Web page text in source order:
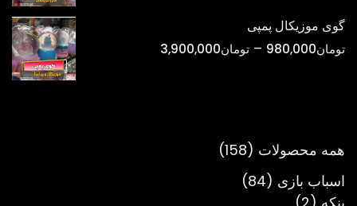
تومان900,000
گوی موزیکال پمپی
تومان980,000
– تومان3,900,000
همه محصولات
158
158
اسباب بازی 84
84
2